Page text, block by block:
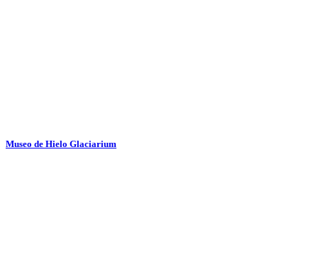
Museo de Hielo Glaciarium